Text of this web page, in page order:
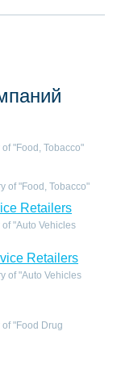
"Food, Tobacco"
of "Food, Tobacco"
Retailers
"Auto Vehicles
Retailers
of "Auto Vehicles
"Food Drug